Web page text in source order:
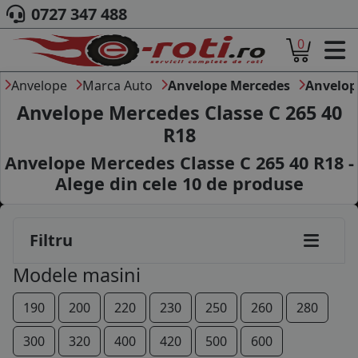
ACASA
DESPRE NOI
ANVELOPE
AUTO
CAMION
MOTO
AGROINDUSTRIALE
CAUTARE DUPA
BLOG
B2B - COLABORARE COMPANII
CONT
0727 347 488
0
Anvelope Marca Auto Anvelope Mercedes
Anvelope Mercedes Classe C 265 40
R18
Anvelope Mercedes Classe C 265 40 R18 -
Alege din cele 10de produse
Filtru
Modele masini
190 200 220 230 250 260
280
300
320 400 420 500
600
185/65R15
195/65R15
205/60R15
195/65R16
205/60R16
225/50R16
225/55R16
205/50R17